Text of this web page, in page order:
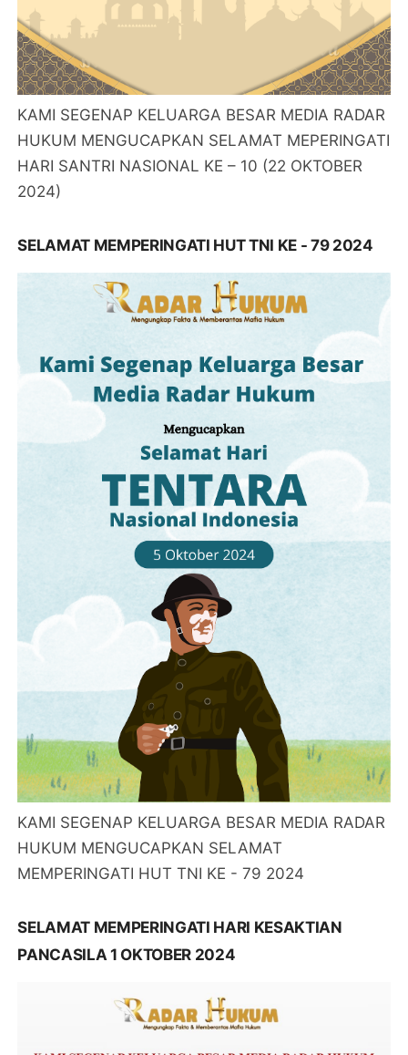
KAMI SEGENAP KELUARGA BESAR MEDIA RADAR
HUKUM MENGUCAPKAN SELAMAT MEPERINGATI
HARI SANTRI NASIONAL KE – 10 (22 OKTOBER
2024)
SELAMAT MEMPERINGATI HUT TNI KE - 79 2024
KAMI SEGENAP KELUARGA BESAR MEDIA RADAR
HUKUM MENGUCAPKAN SELAMAT
MEMPERINGATI HUT TNI KE - 79 2024
SELAMAT MEMPERINGATI HARI KESAKTIAN
PANCASILA 1 OKTOBER 2024